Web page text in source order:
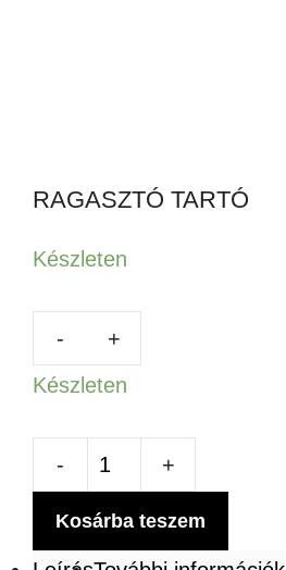
RAGASZTÓ TARTÓ
Készleten
Készleten
SZUBLIMÁCIÓS
RENDSZER
Kosárba teszem